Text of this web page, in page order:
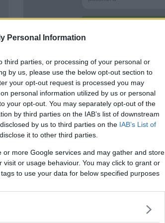
Personal Information
third parties, or processing of your personal or
by us, please use the below opt-out section to
your opt-out request is processed you may
personal information utilized by us or personal
your opt-out. You may separately opt-out of the
by third parties on the IAB’s list of downstream
by us to third parties on the IAB’s List of
it to other third parties.
more Google services and may gather and store
or usage behaviour. You may click to grant or
to use your data for below specified purposes
Password dimenticata?
Caucciù
pelle, disegnato in
ha Tettina Attiva